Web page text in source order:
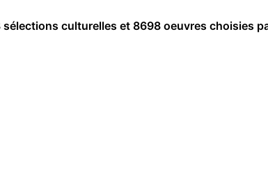
sélections culturelles et 8698 oeuvres choisies